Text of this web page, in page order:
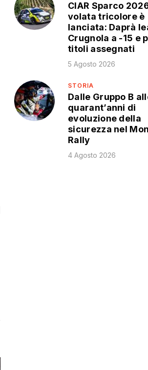
CIAR Sparco
volata tricolore è
lanciata: Daprà
Crugnola a -15 e
titoli assegnati
5 Agosto 2026
STORIA
Dalle Gruppo B
quarant’anni di
evoluzione della
sicurezza nel
Rally
4 Agosto 2026